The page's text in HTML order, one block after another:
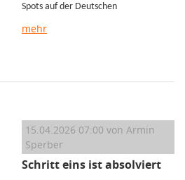
Spots auf der Deutschen
mehr
15.04.2026 07:00 von Armin
Sperber
Schritt eins ist absolviert